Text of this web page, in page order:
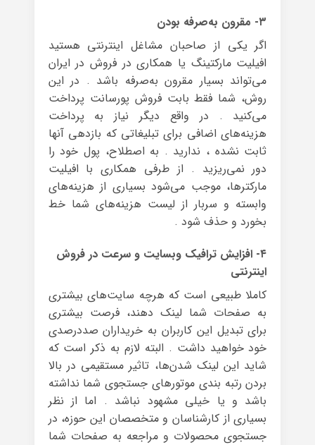
۳- مقرون ‌به‌صرفه بودن
اگر یکی از صاحبان مشاغل اینترنتی هستید
افیلیت مارکتینگ یا همکاری در فروش در ایران
می‌تواند بسیار مقرون ‌به‌صرفه باشد . در این
روش، شما فقط بابت فروش پورسانت پرداخت
می‌کنید . در واقع دیگر نیاز به پرداخت
هزینه‌های اضافی برای تبلیغاتی که بازدهی آنها
ثابت نشده ، ندارید . به اصطلاح، پول خود را
دور نمی‌ریزید . از طرفی همکاری با افیلیت
مارکترها، موجب می‌شود بسیاری از هزینه‌های
وابسته و سربار از لیست هزینه‌های شما خط
بخورد و حذف شود .
۴- افزایش ترافیک وبسایت و سرعت در فروش
اینترنتی
کاملا طبیعی است که هرچه سایت‌های بیشتری
به صفحات شما لینک دهند، فرصت بیشتری
برای تبدیل این کاربران به خریداران صددرصدی
خود خواهید داشت . البته لازم به ذکر است که
شاید این لینک شدن‌ها، تاثیر مستقیمی در بالا
بردن رتبه بندی موتورهای جستجوی شما نداشته
باشد و یا خیلی مشهود نباشد . اما از نظر
بسیاری از کارشناسان و متخصصان این حوزه، در
جستجوی محصولات و مراجعه به صفحات شما